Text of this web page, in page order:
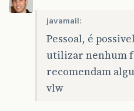
javamail:
Pessoal, é
utilizar nenhum
recomendam
vlw